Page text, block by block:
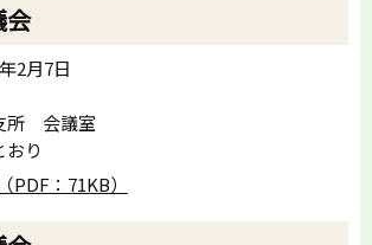
会
2月7日
所 会議室
り
PDF：71KB）